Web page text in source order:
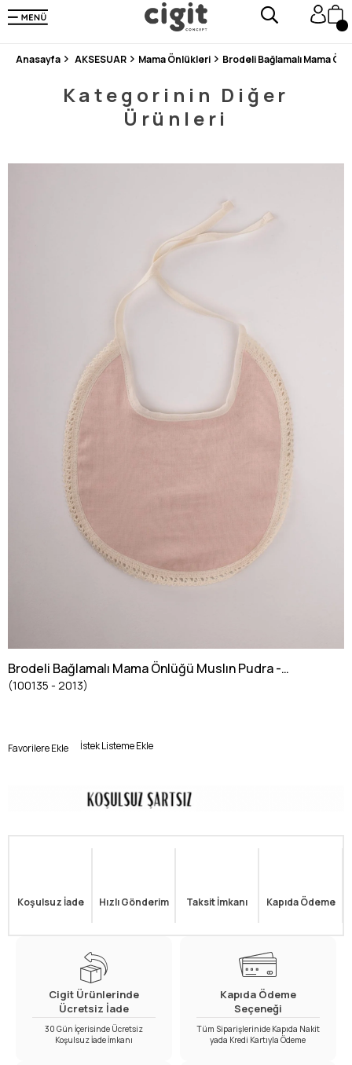
250.000'DEN FAZLA DEĞERLENDİRMEDE 5 ÜZERİNDEN 4.8 PUAN ALDI ⭐⭐⭐⭐⭐
3 MİLYONDAN FAZLA MUTLU MÜŞTERİ ❤️ 10 MİLYON ÜRÜN
Anasayfa AKSESUAR Mama Önlükleri Brodeli Bağlamalı Mama
Kategorinin Diğer
Ürünleri
Brodeli Bağlamalı Mama Önlüğü Muslın Pudra -
Havlu Pembe
(100135 - 2013)
Favorilere Ekle İstek Listeme Ekle
Koşulsuz İade Hızlı Gönderim Taksit İmkanı Kapıda Ödeme
Cigit Ürünlerinde
Ücretsiz İade
30 Gün İçerisinde Ücretsiz
Koşulsuz İade İmkanı
Kapıda Ödeme
Seçeneği
Tüm Siparişlerinide Kapıda Nakit
yada Kredi Kartıyla Ödeme